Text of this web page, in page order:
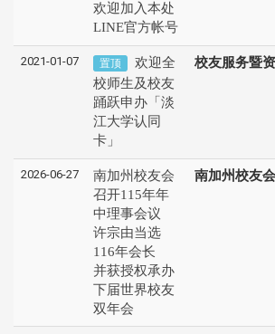
欢迎加入本处
LINE官方帐号
2021-01-07 置顶
欢迎全
校师生及校友
踊跃申办「淡
江大学认同
卡」
校友服务暨
2026-06-27
南加州校友会
召开115年年
中理事会议
许宗由当选
116年会长
并获授权承办
下届世界校友
双年会
南加州校友会